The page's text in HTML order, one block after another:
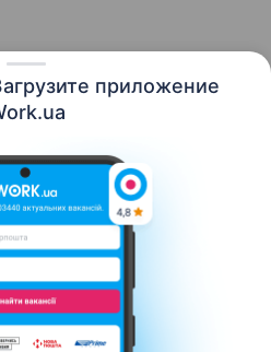
приложение
нас
Карьера